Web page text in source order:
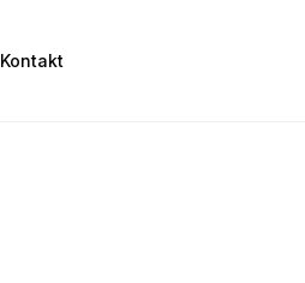
Kontakt